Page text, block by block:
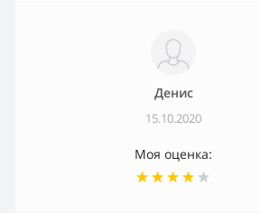
Денис
15.10.2020
Моя оценка: